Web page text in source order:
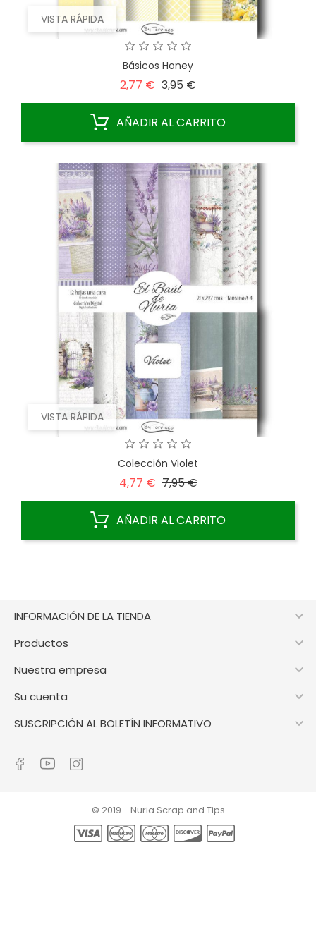
VISTA RÁPIDA
Básicos Honey
2,77 € Precio
3,95 €Precio
AÑADIR AL CARRITO
VISTA RÁPIDA
Colección Violet
4,77 € Precio
7,95 €Precio
AÑADIR AL CARRITO
INFORMACIÓN DE LA TIENDA 
Productos 
Nuestra empresa 
Su cuenta 
SUSCRIPCIÓN AL BOLETÍN INFORMATIVO 
© 2019 - Nuria Scrap and Tips